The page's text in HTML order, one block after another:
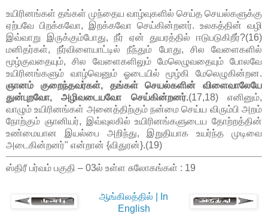
உயிரினங்கள் தங்கள் முந்தைய வாழ்வுகளில் செய்த செயல்களுக்கு
ஏற்பவே பிறக்கவோ, இறக்கவோ செய்கின்றனர். உலகத்தின் வழி
இவ்வாறு இருக்கும்போது, நீர் ஏன் துயரத்தில் ஈடுபடுகிறீர்?(16)
மனிதர்கள், நீர்விளையாட்டில் நீந்தும் போது, சில வேளைகளில்
மூழ்குவதையும், சில வேளைகளிலும் மேலெழுவதையும் போலவே
உயிரினங்களும் வாழ்வெனும் ஓடையில் மூழ்கி மேலெழுகின்றன.
ஞானம் குறைந்தவர்கள், தங்கள் செயல்களின் விளைவாலேயே
துன்புறவோ, அழிவடையவோ செய்கின்றனர்.(17,18) எனினும்,
வாழும் உயிரினங்கள் அனைத்திற்கும் நன்மை செய்ய விரும்பி அறம்
நோற்கும் ஞானியர், இவ்வுலகில் உயிரினங்களுடைய தோற்றத்தின்
உண்மையான இயல்பை அறிந்து, இறுதியாக உயர்ந்த முடிவை
அடைகின்றனர்" என்றான் {விதுரன்}.(19)
ஸ்திரீ பர்வம் பகுதி – 03ல் உள்ள சுலோகங்கள் : 19
ஆங்கிலத்தில் | In
English